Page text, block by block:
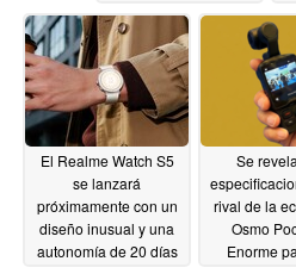
05/14/2026
El Realme Watch S5
se lanzará
próximamente con un
diseño inusual y una
autonomía de 20 días
Se
rival de la
Osmo
Enorme